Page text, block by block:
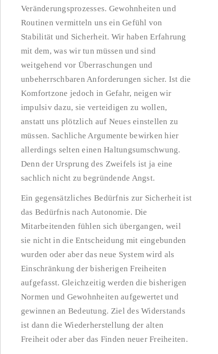
Veränderungsprozesses. Gewohnheiten und
Routinen vermitteln uns ein Gefühl von
Stabilität und Sicherheit. Wir haben Erfahrung
mit dem, was wir tun müssen und sind
weitgehend vor Überraschungen und
unbeherrschbaren Anforderungen sicher. Ist die
Komfortzone jedoch in Gefahr, neigen wir
impulsiv dazu, sie verteidigen zu wollen,
anstatt uns plötzlich auf Neues einstellen zu
müssen. Sachliche Argumente bewirken hier
allerdings selten einen Haltungsumschwung.
Denn der Ursprung des Zweifels ist ja eine
sachlich nicht zu begründende Angst.
Ein gegensätzliches Bedürfnis zur Sicherheit ist
das Bedürfnis nach Autonomie. Die
Mitarbeitenden fühlen sich übergangen, weil
sie nicht in die Entscheidung mit eingebunden
wurden oder aber das neue System wird als
Einschränkung der bisherigen Freiheiten
aufgefasst. Gleichzeitig werden die bisherigen
Normen und Gewohnheiten aufgewertet und
gewinnen an Bedeutung. Ziel des Widerstands
ist dann die Wiederherstellung der alten
Freiheit oder aber das Finden neuer Freiheiten.